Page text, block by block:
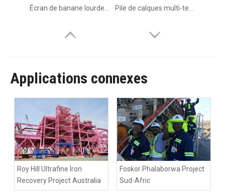
Applications connexes
Roy Hill Ultrafine Iron
Recovery Project Australia
Foskor Phalaborwa Project
Sud-Afric